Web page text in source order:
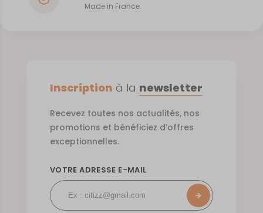
Made in France
Inscription à la newsletter
Recevez toutes nos actualités, nos
promotions et bénéficiez d’offres
exceptionnelles.
VOTRE ADRESSE E-MAIL